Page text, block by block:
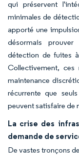
qui préservent
minimales de
apporté une
désormais
détection de fuites
Collectivement,
maintenance
récurrente que
peuvent satisfaire de
La crise des
demande de
De vastes tronçons